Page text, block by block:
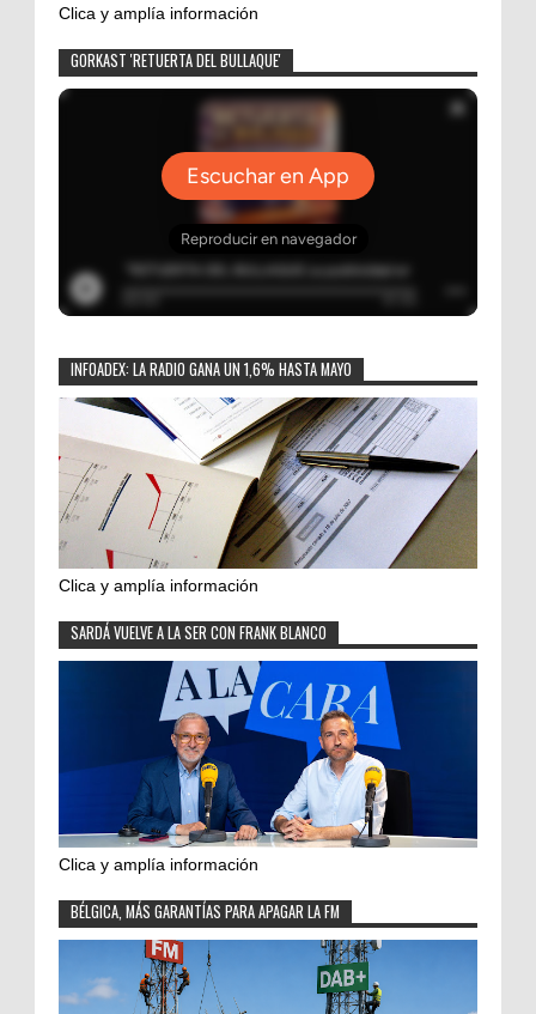
Clica y amplía información
GORKAST 'RETUERTA DEL BULLAQUE'
INFOADEX: LA RADIO GANA UN 1,6% HASTA MAYO
Clica y amplía información
SARDÁ VUELVE A LA SER CON FRANK BLANCO
Clica y amplía información
BÉLGICA, MÁS GARANTÍAS PARA APAGAR LA FM